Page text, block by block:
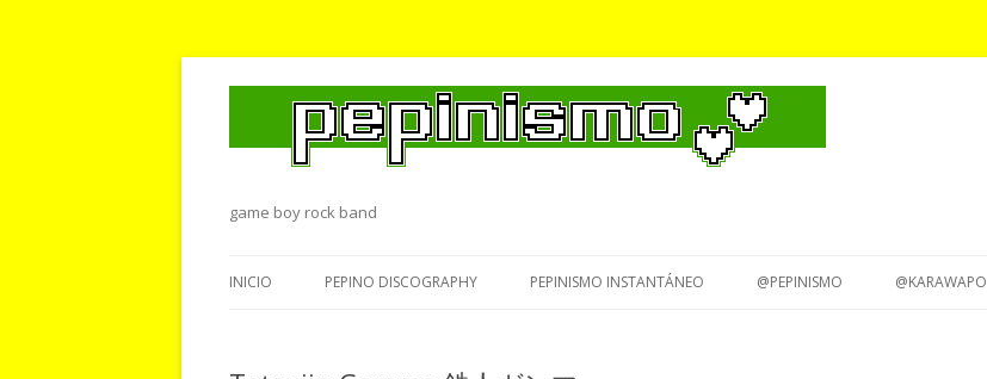
game boy rock band
al
INICIO PEPINO DISCOGRAPHY PEPINISMO INSTANTÁNEO @PEPINISMO @KARAWAPO